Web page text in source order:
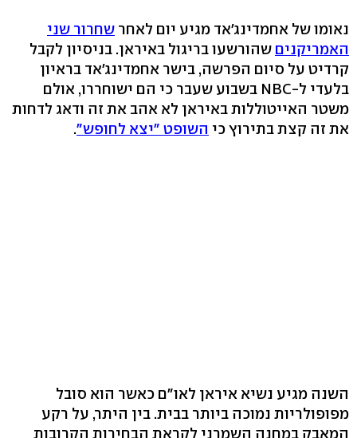
נאומו של אחמדינג'אד מגיע יום לאחר שחרור שני
האמריקנים שהורשעו בריגול באיראן. בניסיון לקבל
קרדיט על סיום הפרשה, בישר אחמדינג'אד בראיון
בלעדי ל-NBC בשבוע שעבר כי הם ישוחררו, אולם
משטר האייטוללות באיראן לא אהב את זה ודאג לדחות
את זה קצת בתירוץ כי השופט "יצא לחופש".
השנה מגיע נשיא איראן לאו"ם כאשר הוא סובל
מפופולריות נמוכה ביותר בבית. בין היתר, על רקע
המאבק במחנה השמרני לקראת הבחירות הקרובות